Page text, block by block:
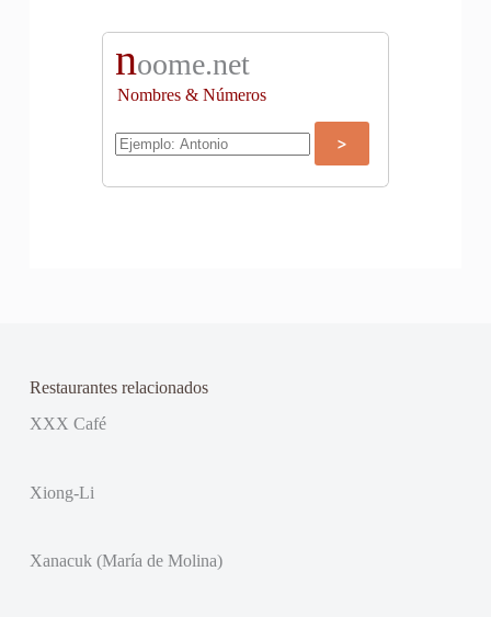
noome.net
Nombres & Números
Restaurantes relacionados
XXX Café
Xiong-Li
Xanacuk (María de Molina)